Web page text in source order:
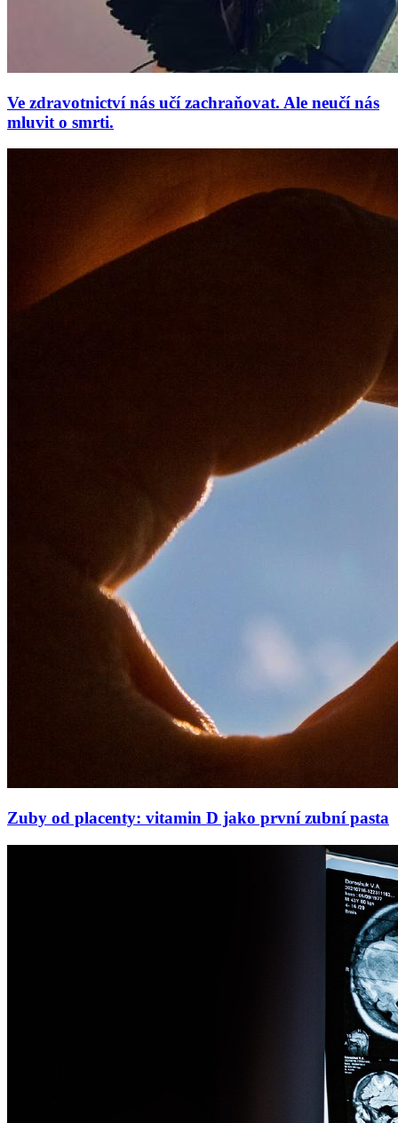
Ve zdravotnictví nás učí zachraňovat. Ale neučí nás
mluvit o smrti.
Zuby od placenty: vitamin D jako první zubní pasta